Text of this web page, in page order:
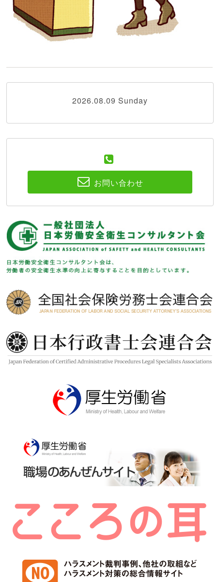
2026.08.09 Sunday
お問い合わせ